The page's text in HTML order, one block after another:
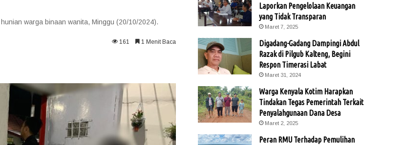
warga binaan wanita, Minggu (20/10/2024).
161 1 Menit Baca
Laporkan Pengelolaan Keuangan
yang Tidak Transparan
Maret 7, 2025
Digadang-Gadang Dampingi Abdul
Razak di Pilgub Kalteng, Begini
Respon Timerasi Labat
Maret 31, 2024
Warga Kenyala Kotim Harapkan
Tindakan Tegas Pemerintah Terkait
Penyalahgunaan Dana Desa
Maret 2, 2025
Peran RMU Terhadap Pemulihan